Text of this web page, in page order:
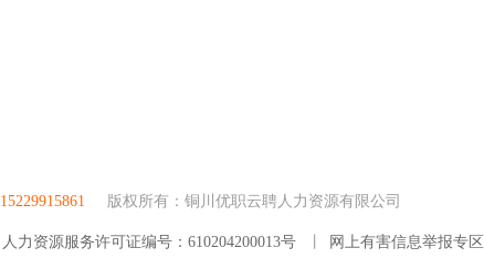
15229915861 版权所有：铜川优职云聘人力资源有限公司
人力资源服务许可证编号：610204200013号 网上有害信息举报专区